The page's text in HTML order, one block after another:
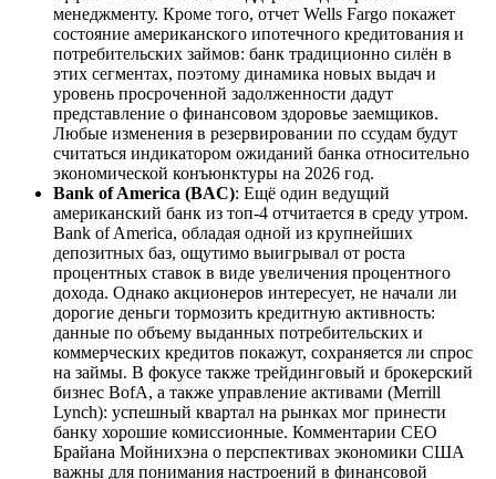
менеджменту. Кроме того, отчет Wells Fargo покажет
состояние американского ипотечного кредитования и
потребительских займов: банк традиционно силён в
этих сегментах, поэтому динамика новых выдач и
уровень просроченной задолженности дадут
представление о финансовом здоровье заемщиков.
Любые изменения в резервировании по ссудам будут
считаться индикатором ожиданий банка относительно
экономической конъюнктуры на 2026 год.
Bank of America (BAC): Ещё один ведущий
американский банк из топ-4 отчитается в среду утром.
Bank of America, обладая одной из крупнейших
депозитных баз, ощутимо выигрывал от роста
процентных ставок в виде увеличения процентного
дохода. Однако акционеров интересует, не начали ли
дорогие деньги тормозить кредитную активность:
данные по объему выданных потребительских и
коммерческих кредитов покажут, сохраняется ли спрос
на займы. В фокусе также трейдинговый и брокерский
бизнес BofA, а также управление активами (Merrill
Lynch): успешный квартал на рынках мог принести
банку хорошие комиссионные. Комментарии CEO
Брайана Мойнихэна о перспективах экономики США
важны для понимания настроений в финансовой